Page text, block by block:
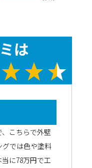
こちらで外壁
では色や塗料
に78万円で工